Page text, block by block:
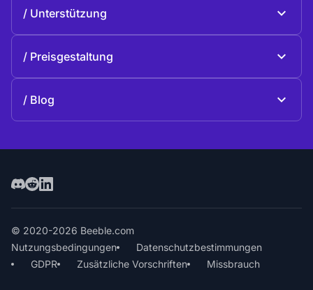
Geschichte
Unterstützung
Kontakte
Preisgestaltung
Blog
© 2020-2026 Beeble.com
Nutzungsbedingungen
Datenschutzbestimmungen
GDPR
Zusätzliche Vorschriften Missbrauch